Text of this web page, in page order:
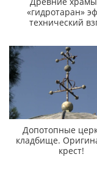
«гидротаран»
технический
Допотопные
кладбище.
крест!